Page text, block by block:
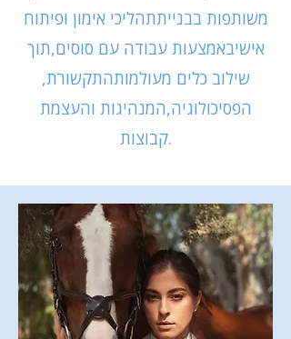
משותפות בבנייתתהליכי אימון ופיתוח
אישיבאמצעות עבודה עם סוסים,תוך
שילוב כלים מעולמותהתקשורת,
הפסיכולוגיה,המנהיגות והעצמת
קבוצות.